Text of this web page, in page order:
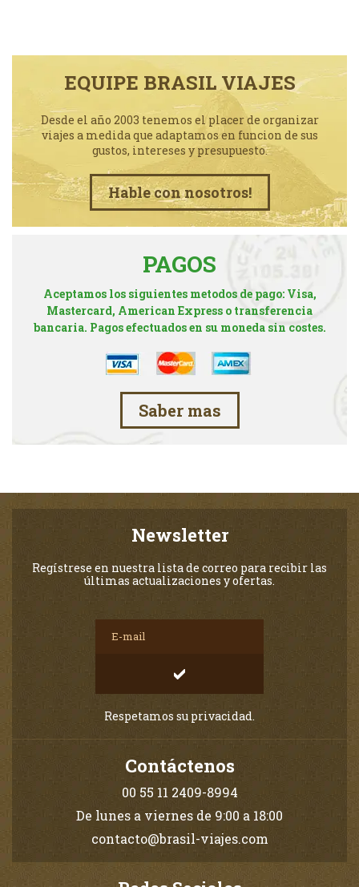
EQUIPE BRASIL VIAJES
Desde el año 2003 tenemos el placer de organizar
viajes a medida que adaptamos en funcion de sus
gustos, intereses y presupuesto.
Hable con nosotros!
PAGOS
Aceptamos los siguientes metodos de pago: Visa,
Mastercard, American Express o transferencia
bancaria. Pagos efectuados en su moneda sin costes.
Saber mas
Newsletter
Regístrese en nuestra lista de correo para recibir las
últimas actualizaciones y ofertas.
Respetamos su privacidad.
Contáctenos
00 55 11 2409-8994
De lunes a viernes de 9:00 a 18:00
contacto@brasil-viajes.com